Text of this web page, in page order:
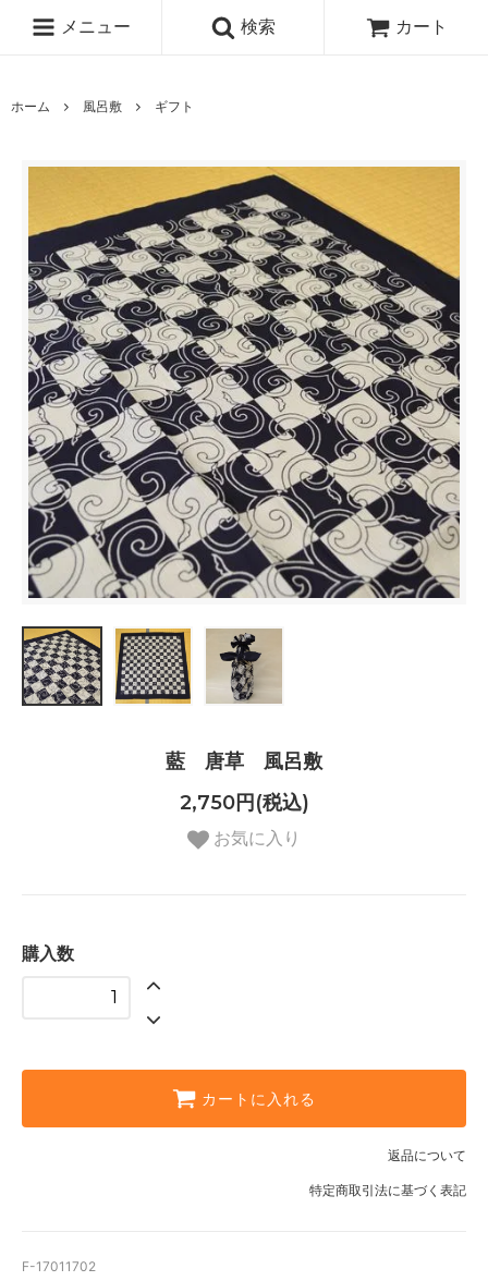
メニュー 検索 カート
ホーム 風呂敷 ギフト
藍 唐草 風呂敷
2,750円(税込)
お気に入り
購入数
カートに入れる
返品について
特定商取引法に基づく表記
F-17011702